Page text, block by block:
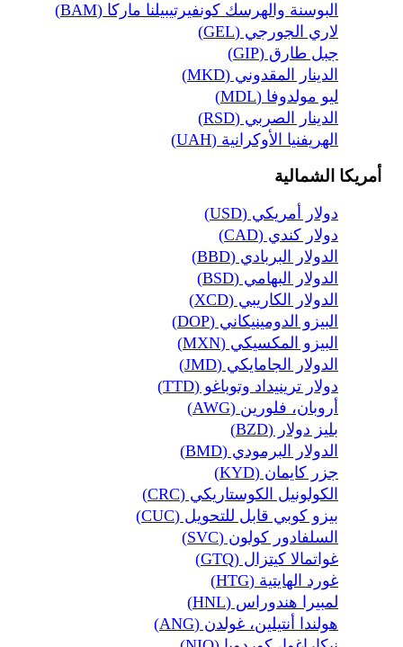
البوسنة والهرسك كونفيرتيبيلنا ماركا (BAM)
لاري الجورجي (GEL)
جبل طارق (GIP)
الدينار المقدوني (MKD)
ليو مولدوفا (MDL)
الدينار الصربي (RSD)
الهريفنيا الأوكرانية (UAH)
أمريكا الشمالية
دولار أمريكي (USD)
دولار كندي (CAD)
الدولار البربادي (BBD)
الدولار البهامي (BSD)
الدولار الكاريبي (XCD)
البيزو الدومينيكاني (DOP)
البيزو المكسيكي (MXN)
الدولار الجامايكي (JMD)
دولار ترينيداد وتوباغو (TTD)
أروبان، فلورين (AWG)
بليز دولار (BZD)
الدولار البرمودي (BMD)
جزر كايمان (KYD)
الكولونيل الكوستاريكي (CRC)
بيزو كوبي قابل للتحويل (CUC)
السلفادور كولون (SVC)
غواتمالا كيتزال (GTQ)
غورد الهايتية (HTG)
لمبيرا هندوراس (HNL)
هولندا أنتيلين، غولدن (ANG)